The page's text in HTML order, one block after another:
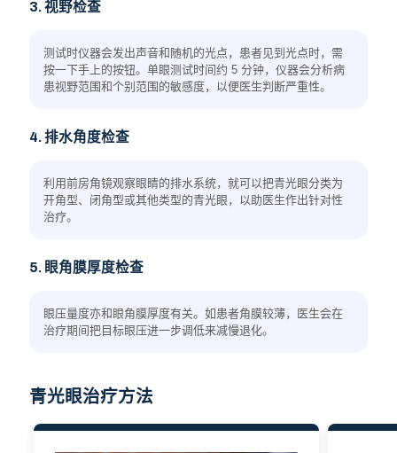
3. 视野检查
测试时仪器会发出声音和随机的光点，患者见到光点时，需
按一下手上的按钮。单眼测试时间约 5 分钟，仪器会分析病
患视野范围和个别范围的敏感度，以便医生判断严重性。
4. 排水角度检查
利用前房角镜观察眼睛的排水系统，就可以把青光眼分类为
开角型、闭角型或其他类型的青光眼，以助医生作出针对性
治疗。
5. 眼角膜厚度检查
眼压量度亦和眼角膜厚度有关。如患者角膜较薄，医生会在
治疗期间把目标眼压进一步调低来减慢退化。
青光眼治疗方法